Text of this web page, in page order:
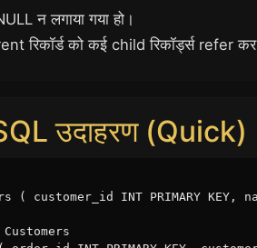
न लगाया गया हो।
रिकॉर्ड को कई child रिकॉर्ड्स refer
उदाहरण (Quick)
( customer_id INT PRIMARY KEY,